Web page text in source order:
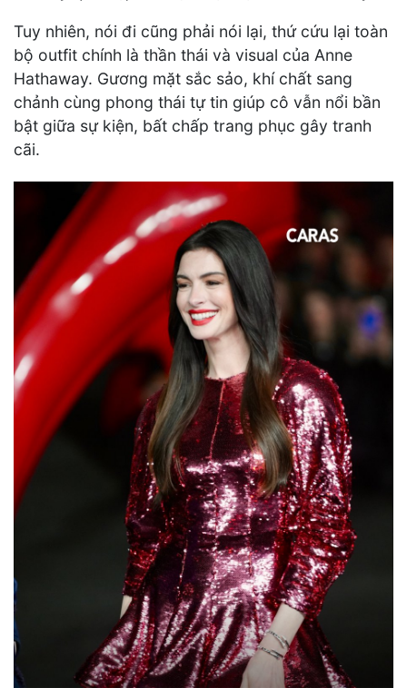
Tuy nhiên, nói đi cũng phải nói lại, thứ cứu lại toàn
bộ outfit chính là thần thái và visual của Anne
Hathaway. Gương mặt sắc sảo, khí chất sang
chảnh cùng phong thái tự tin giúp cô vẫn nổi bần
bật giữa sự kiện, bất chấp trang phục gây tranh
cãi.